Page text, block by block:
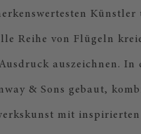
Künstler
Reihe von Flügeln
auszeichnen. In
& Sons gebaut,
mit